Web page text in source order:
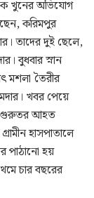
খুনের অভিযোগ
করিমপুর
তাদের দুই ছেলে,
বুধবার স্নান
মশলা তৈরীর
খবর পেয়ে
গুরুতর আহত
হাসপাতালে
পাঠানো হয়
চার বছরের